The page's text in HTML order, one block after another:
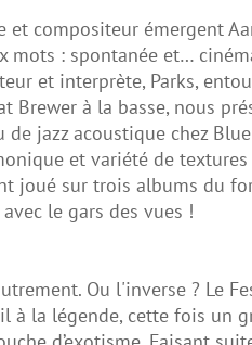
et compositeur émergent
mots : spontanée et…
et interprète, Parks,
Brewer à la basse, nous
de jazz acoustique chez
et variété de
joué sur trois albums du
le gars des vues !
Ou l'inverse ? Le
à la légende, cette fois un